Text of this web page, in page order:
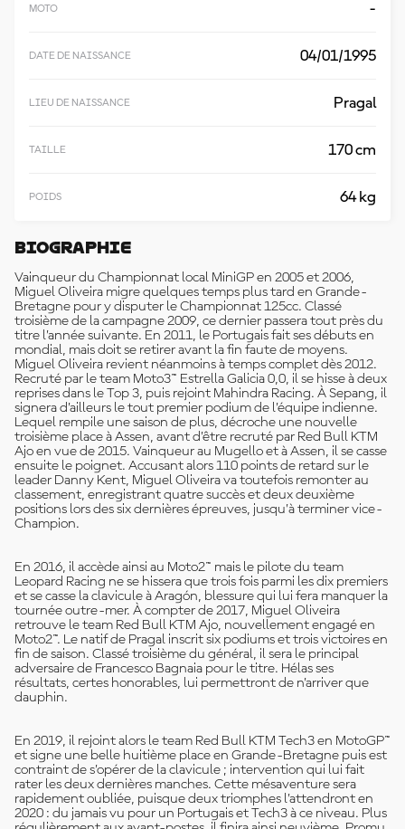
MOTO -
DATE DE NAISSANCE 04/01/1995
LIEU DE NAISSANCE Pragal
TAILLE 170 cm
POIDS 64 kg
Biographie
Vainqueur du Championnat local MiniGP en 2005 et 2006,
Miguel Oliveira migre quelques temps plus tard en Grande-
Bretagne pour y disputer le Championnat 125cc. Classé
troisième de la campagne 2009, ce dernier passera tout près du
titre l’année suivante. En 2011, le Portugais fait ses débuts en
mondial, mais doit se retirer avant la fin faute de moyens.
Miguel Oliveira revient néanmoins à temps complet dès 2012.
Recruté par le team Moto3™ Estrella Galicia 0,0, il se hisse à deux
reprises dans le Top 3, puis rejoint Mahindra Racing. À Sepang, il
signera d’ailleurs le tout premier podium de l’équipe indienne.
Lequel rempile une saison de plus, décroche une nouvelle
troisième place à Assen, avant d’être recruté par Red Bull KTM
Ajo en vue de 2015. Vainqueur au Mugello et à Assen, il se casse
ensuite le poignet. Accusant alors 110 points de retard sur le
leader Danny Kent, Miguel Oliveira va toutefois remonter au
classement, enregistrant quatre succès et deux deuxième
positions lors des six dernières épreuves, jusqu’à terminer vice-
Champion.
En 2016, il accède ainsi au Moto2™ mais le pilote du team
Leopard Racing ne se hissera que trois fois parmi les dix premiers
et se casse la clavicule à Aragón, blessure qui lui fera manquer la
tournée outre-mer. À compter de 2017, Miguel Oliveira
retrouve le team Red Bull KTM Ajo, nouvellement engagé en
Moto2™. Le natif de Pragal inscrit six podiums et trois victoires en
fin de saison. Classé troisième du général, il sera le principal
adversaire de Francesco Bagnaia pour le titre. Hélas ses
résultats, certes honorables, lui permettront de n’arriver que
dauphin.
En 2019, il rejoint alors le team Red Bull KTM Tech3 en MotoGP™
et signe une belle huitième place en Grande-Bretagne puis est
contraint de s’opérer de la clavicule ; intervention qui lui fait
rater les deux dernières manches. Cette mésaventure sera
rapidement oubliée, puisque deux triomphes l’attendront en
2020 : du jamais vu pour un Portugais et Tech3 à ce niveau. Plus